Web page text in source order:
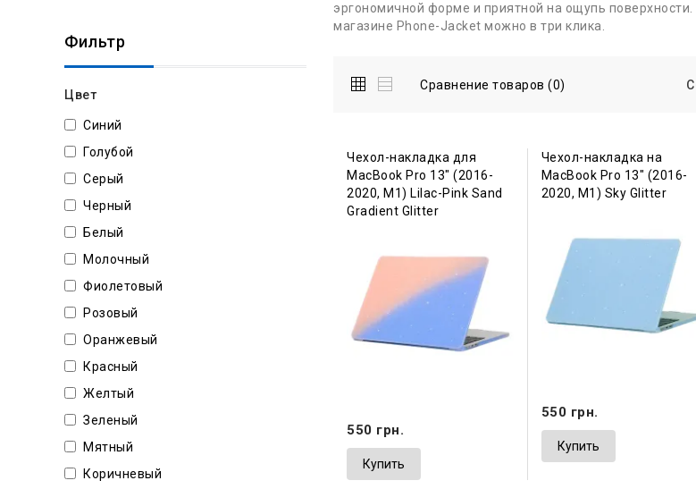
Фильтр
Цвет
Синий
Голубой
Серый
Черный
Белый
Молочный
Фиолетовый
Розовый
Оранжевый
Красный
Желтый
Зеленый
Мятный
Коричневый
эргономичной форме и приятной на ощупь
магазине Phone-Jacket можно в три клика.
Сравнение товаров (0)
Чехол-накладка для
MacBook Pro 13" (2016-
2020, М1) Lilac-Pink Sand
Gradient Glitter
550 грн.
Купить
Чехол-накладка на
MacBook Pro 13" (2016-
2020, М1) Sky Glitter
550 грн.
Купить